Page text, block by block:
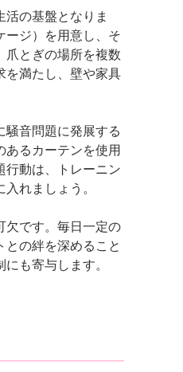
の基盤となりま
ージ）を用意し、そ
爪とぎの場所を複数
を満たし、壁や家具
騒音問題に発展する
あるカーテンを使用
行動は、トレーニン
れましょう。
欠です。毎日一定の
の絆を深めること
も寄与します。